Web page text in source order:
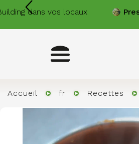
auvos locaux Prestation
Toggle
navigation
Accueil fr Recettes